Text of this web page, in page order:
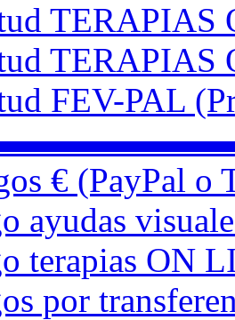
TERAPIAS
TERAPIAS
FEV-PAL
€ (PayPal o
ayudas
terapias ON
por